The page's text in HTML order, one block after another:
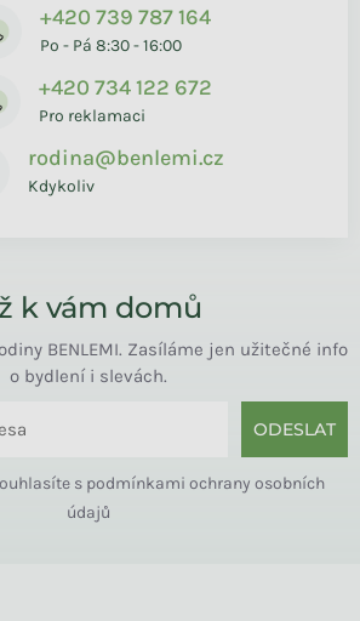
+420 739 787 164
Po - Pá 8:30 - 16:00
+420 734 122 672
Pro reklamaci
rodina@benlemi.cz
Kdykoliv
k vám domů
BENLEMI. Zasíláme jen užitečné info
o bydlení i slevách.
ODESLAT
s podmínkami ochrany osobních
údajů